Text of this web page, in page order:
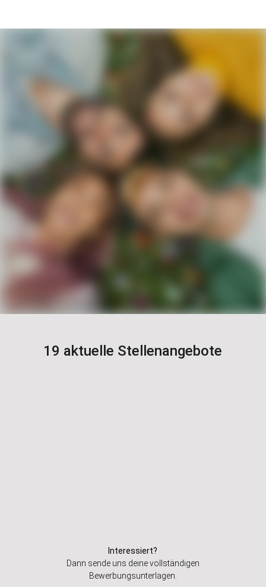
Ausbildungsstart bei Zurbrüggen –
19 aktuelle Stellenangebote
Interessiert?
Dann sende uns deine vollständigen
Bewerbungsunterlagen.